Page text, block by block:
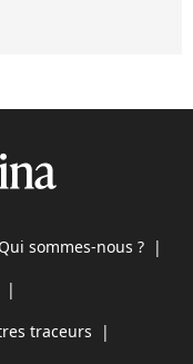
Qui sommes-nous ? |
|
traceurs |